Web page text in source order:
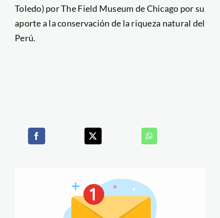
Toledo) por The Field Museum de Chicago por su
aporte a la conservación de la riqueza natural del
Perú.